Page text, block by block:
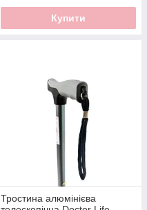
Купити
Тростина алюмінієва